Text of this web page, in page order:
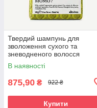
Твердий шампунь для
зволоження сухого та
зневодненого волосся
Davines MOMO shampoo bar
100 мл
В наявності
875,90 ₴ 922 ₴
Купити